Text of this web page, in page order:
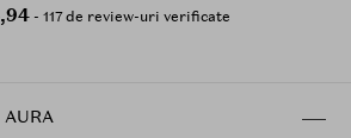
- 117 de review-uri verificate